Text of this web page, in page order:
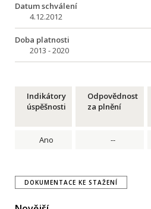
Datum schválení
4.12.2012
Doba platnosti
2013 - 2020
Indikátory
úspěšnosti
Odpovědnost
za plnění
Ano --
DOKUMENTACE KE STAŽENÍ